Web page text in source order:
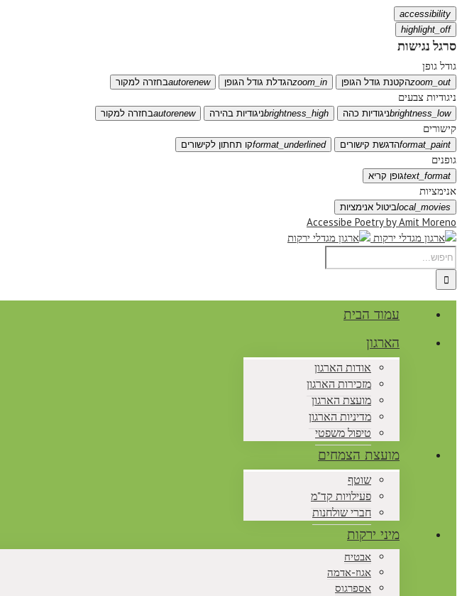
accessibility
highlight_off
סרגל נגישות
גודל גופן
zoom_outהקטנת גודל הגופן zoom_inהגדלת גודל הגופן autorenewבחזרה למקור
ניגודיות צבעים
brightness_lowניגודיות כהה brightness_highניגודיות בהירה autorenewבחזרה למקור
קישורים
format_paintהדגשת קישורים format_underlinedקו תחתון לקישורים
גופנים
text_formatגופן קריא
אנימציות
local_moviesביטול אנימציות
Accessibe Poetry by Amit Moreno
עמוד הבית
הארגון
אודות הארגון
מזכירות הארגון
מועצת הארגון
מדיניות הארגון
טיפול משפטי
מועצת הצמחים
שוטף
פעילויות קד"מ
חברי שולחנות
מיני ירקות
אבטיח
אגוז-אדמה
אספרגוס